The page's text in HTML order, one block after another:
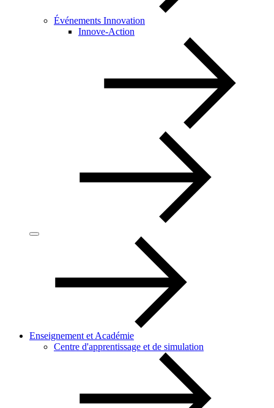
Événements Innovation
Innove-Action
Enseignement et Académie
Centre d'apprentissage et de simulation